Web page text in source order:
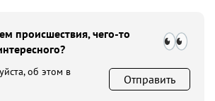
происшествия, чего-то
об этом в
Отправить